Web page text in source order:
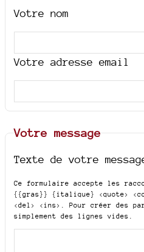
Votre nom
Votre adresse email
Votre message
Texte de votre
Ce formulaire accepte les
{{gras}} {italique} <quote>
<del> <ins>
. Pour créer des
simplement des lignes vides.